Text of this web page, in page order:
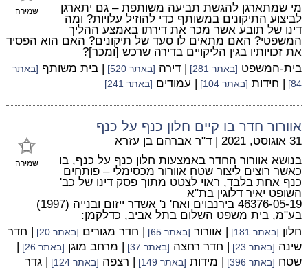
שמירה
מי שמתארגן להגשת תביעה משותפת – גם יתארגן
לביצוע התיקונים במשותף כדי להוזיל עלויות? ומה
דינו של תובע אשר מכר את דירתו באמצע ההליך
המשפטי? האם מתאים לו סעד של תיקונים? האם הוא הפסיד
את זכויותיו בגין הליקויים בדירה שרכש [ומכר]?
בית-המשפט [באתר 281] | דירה [באתר 520] | בית משותף [באתר
84]
| חידות [באתר 104] | עמודים [באתר 241]
אוורור חדר בו קיים חלון כנף על כנף
שמירה
31 אוגוסט, 2021 | ד"ר אברהם בן עזרא
בנושא אוורור החדר באמצעות חלון כנף על כנף, בו
כאשר רוצים ליצור שטח אוורור מכסימלי – פותחים
כנף אחת בלבד, ראוי לצטט מתוך פסק דינו של כב'
השופט יאיר דלוגין בת"א
46376-05-19 בירנבוים ואח' נ' אשדר ייזום ובנייה (1997)
בע"מ, בית משפט השלום בתל אביב, כדלקמן:
חלון [באתר 181] | אוורור [באתר 65] | חדר מגורים [באתר 20]
| חדר
שינה [באתר 23] | חדר רחצה [באתר 37] | מרחב מוגן [באתר 26]
|
שטח [באתר 396] | מידות [באתר 149] | רצפה [באתר 124] | גדר